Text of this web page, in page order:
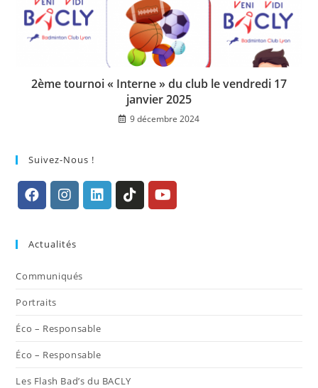
2ème tournoi « Interne » du club le vendredi 17
janvier 2025
9 décembre 2024
Suivez-Nous !
un
nouvel
nouvel
Actualités
Communiqués
Portraits
Éco – Responsable
Éco – Responsable
Les Flash Bad’s du BACLY